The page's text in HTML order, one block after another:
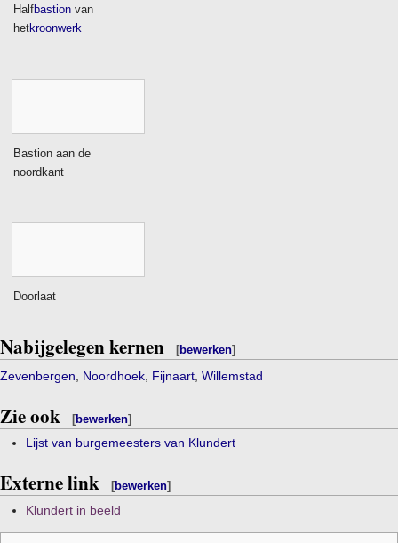
Halfbastion van
hetkroonwerk
Bastion aan de
noordkant
Doorlaat
Nabijgelegen kernen [bewerken]
Zevenbergen Noordhoek Fijnaart Willemstad
Zie ook [bewerken]
Lijst van burgemeesters van Klundert
Externe link [bewerken]
Klundert in beeld